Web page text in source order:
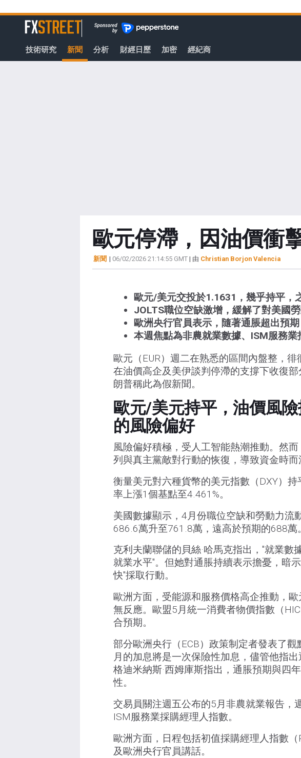
至
容
FXStreet
技術研究 新聞 分析 財經日歷 加密 經紀商
歐元停滯，因油價衝
新聞 | 06/02/2026 21:14:55 GMT| 由 Christian Borjon Valencia
歐元/美元交投於1.1631，幾乎持平，
JOLTS職位空缺激增，緩解了對美國勞
歐洲央行官員表示，隨著通脹超出預期
本週焦點為非農就業數據、ISM服務業
歐元（EUR）週二在熟悉的區間內盤整，徘
在油價高企及美伊談判停滯的支撐下收復
朗普稱此為假新聞。
歐元/美元持平，油價風
的風險偏好
風險偏好積極，受人工智能熱潮推動。然
列與真主黨敵對行動的恢復，導致資金時而
衡量美元對六種貨幣的美元指數（DXY）
率上漲1個基點至4.461%。
美國數據顯示，4月份職位空缺和勞動力流
686.6萬升至761.8萬，遠高於預期的688萬。
克利夫蘭聯儲的貝絲·哈馬克指出，"就業數
就業水平"。但她對通脹持續表示擔憂，暗
快"採取行動。
歐洲方面，受能源和服務價格高企推動，
無反應。歐盟5月統一消費者物價指數（
合預期。
部分歐洲央行（ECB）政策制定者發表了
月的加息將是一次保險性加息，儘管他指
格迪米納斯·西姆庫斯指出，通脹預期與四
性。
交易員關注週五公布的5月非農就業報告，
ISM服務業採購經理人指數。
歐洲方面，日程包括初值採購經理人指數（
及歐洲央行官員講話。